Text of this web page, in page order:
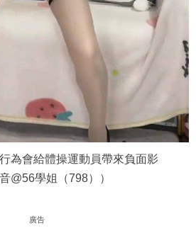
為會給體操運動員帶來負面影
@56學姐（798））
廣告